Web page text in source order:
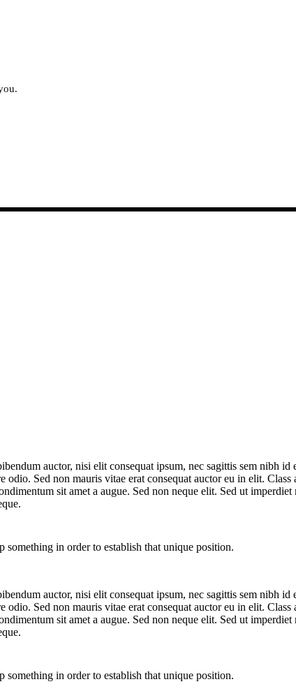
auctor, nisi elit consequat ipsum, nec sagittis sem nibh
Sed non mauris vitae erat consequat auctor eu in elit.
sit amet a augue. Sed non neque elit. Sed ut
in order to establish that unique position.
auctor, nisi elit consequat ipsum, nec sagittis sem nibh
Sed non mauris vitae erat consequat auctor eu in elit.
sit amet a augue. Sed non neque elit. Sed ut
in order to establish that unique position.